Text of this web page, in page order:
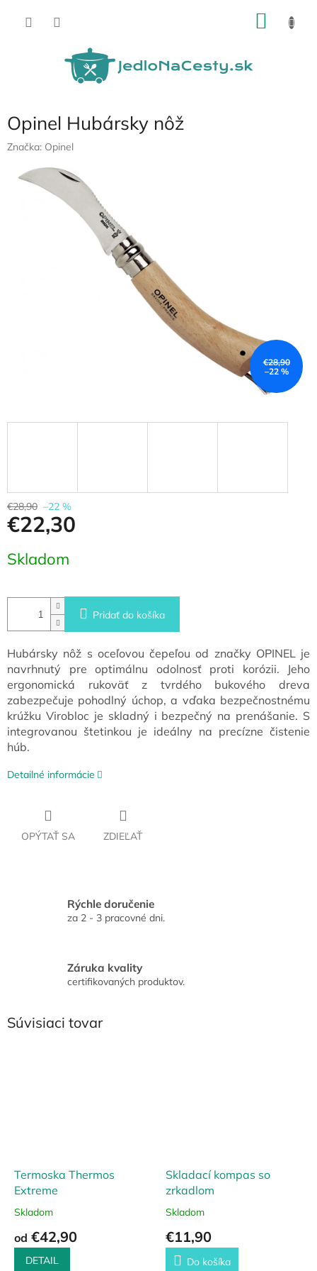
Opinel Hubársky nôž
Značka: Opinel
€28,90
–22 %
€28,90 –22 %
€22,30
cena:
Skladom
Pridať do košíka
Hubársky nôž s oceľovou čepeľou od značky OPINEL je
navrhnutý pre optimálnu odolnosť proti korózii. Jeho
ergonomická rukoväť z tvrdého bukového dreva
zabezpečuje pohodlný úchop, a vďaka bezpečnostnému
krúžku Virobloc je skladný i bezpečný na prenášanie. S
integrovanou štetinkou je ideálny na precízne čistenie
húb.
Detailné informácie
OPÝTAŤ SA ZDIEĽAŤ
Rýchle doručenie
za 2 - 3 pracovné dni.
Záruka kvality
certifikovaných produktov.
Súvisiaci tovar
Termoska Thermos
Extreme
Skladom
od €42,90
DETAIL
Skladací kompas so
zrkadlom
Skladom
€11,90
Do košíka